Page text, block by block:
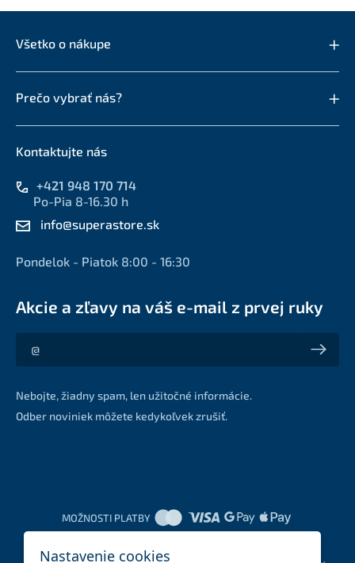
Všetko o nákupe
Prečo vybrať nás?
Kontaktujte nás
+421 948 170 714
Po-Pia 8-16.30 h
info@superastore.sk
Pondelok - Piatok 8:00 - 16:30
Akcie a zľavy na váš e-mail z prvej ruky
Akcie a zľavy na váš e-mail z prvej ruky
Nebojte, žiadny spam, len užitočné informácie.
Odber noviniek môžete kedykoľvek zrušiť.
MOŽNOSTI PLATBY
Nastavenie cookies